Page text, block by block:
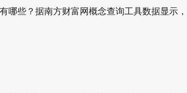
些？据南方财富网概念查询工具数据显示，